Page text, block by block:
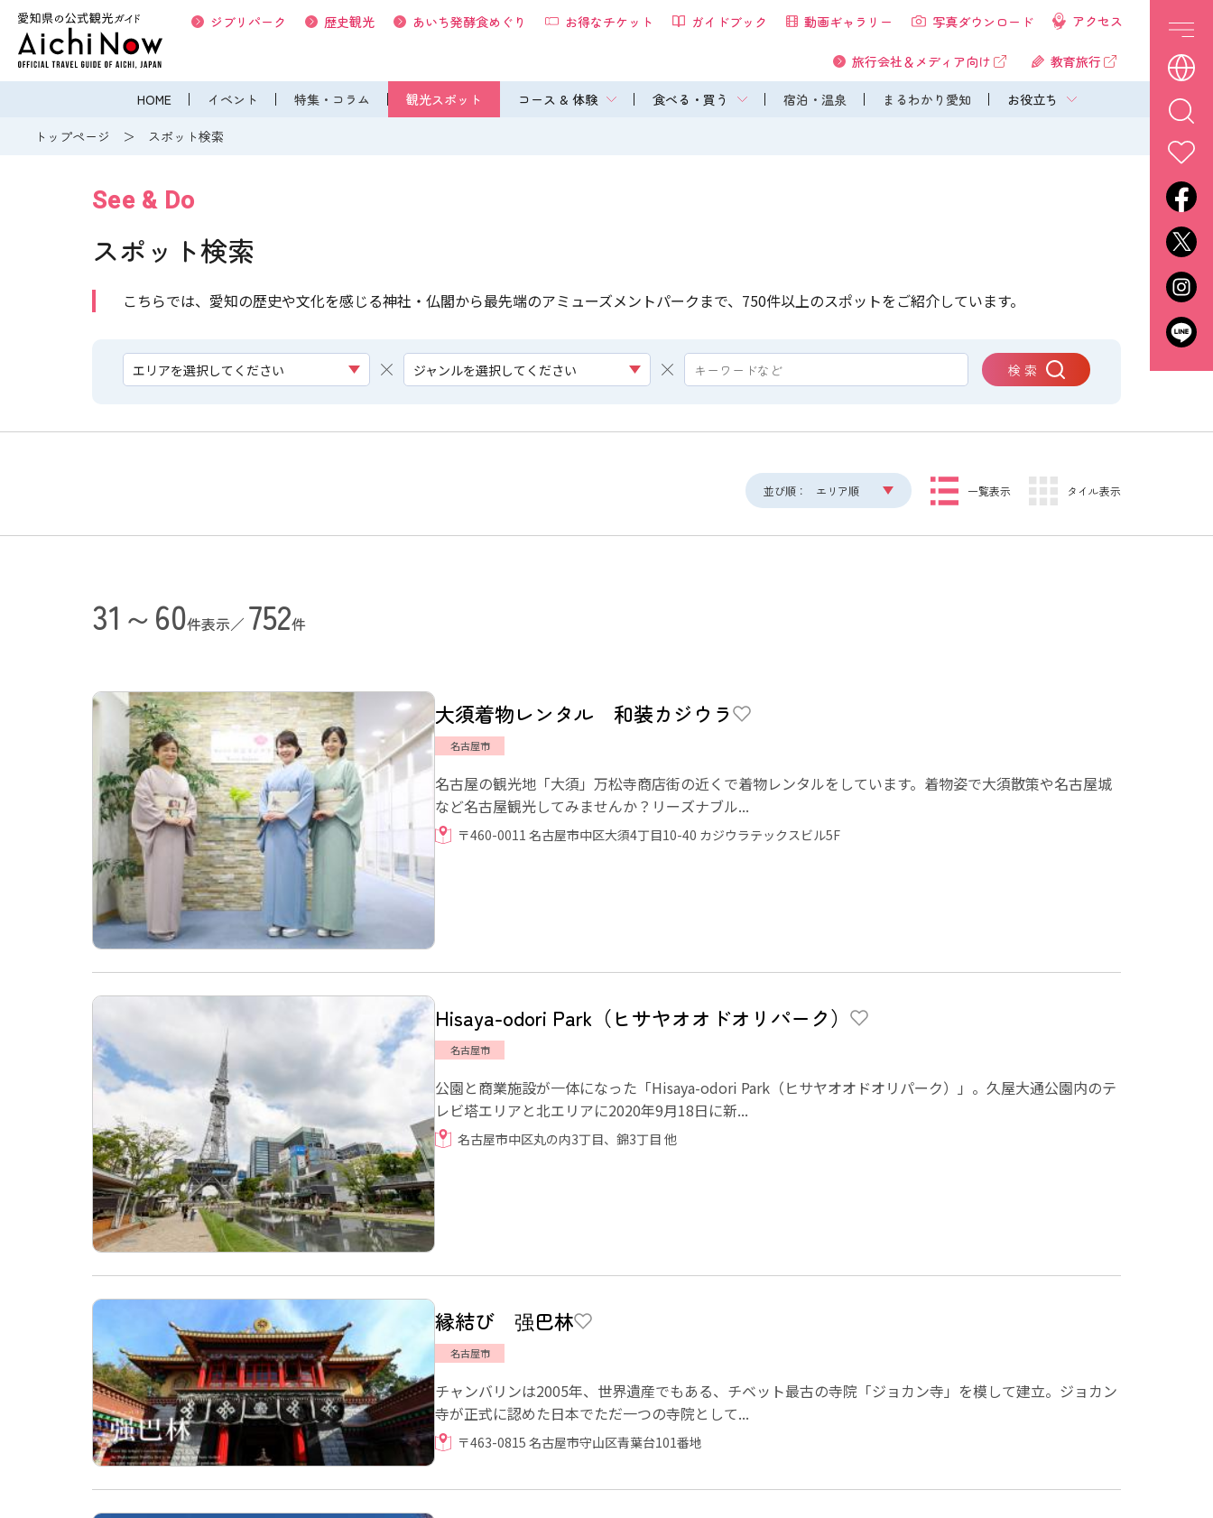
HOME イベント 特集・コラム 観光スポット コース & 体験 食べる・買う 宿泊・温泉 まるわかり愛知 お役立ち
ジブリパーク 歴史観光 あいち発酵食めぐり お得なチケット ガイドブック 動画ギャラリー 写真ダウンロード アクセス
旅行会社＆メディア向け 教育旅行
トップページ スポット検索
See & Do
スポット検索
こちらでは、愛知の歴史や文化を感じる神社・仏閣から最先端のアミューズメントパークまで、750件以上のスポットをご紹介しています。
エリアを選択してください ジャンルを選択してください 検 索
並び順： エリア順 一覧表示 タイル表示
31～60件表示／ 752件
大須着物レンタル 和装カジウラ
名古屋市
名古屋の観光地「大須」万松寺商店街の近くで着物レンタルをしています。着物姿で大須散策や名古屋城
など名古屋観光してみませんか？リーズナブル...
〒460-0011 名古屋市中区大須4丁目10-40 カジウラテックスビル5F
Hisaya-odori Park（ヒサヤオオドオリパーク）
名古屋市
公園と商業施設が一体になった「Hisaya-odori Park（ヒサヤオオドオリパーク）」。久屋大通公園内のテ
レビ塔エリアと北エリアに2020年9月18日に新...
名古屋市中区丸の内3丁目、錦3丁目 他
縁結び 强巴林
名古屋市
チャンバリンは2005年、世界遺産でもある、チベット最古の寺院「ジョカン寺」を模して建立。ジョカン
寺が正式に認めた日本でただ一つの寺院として...
〒463-0815 名古屋市守山区青葉台101番地